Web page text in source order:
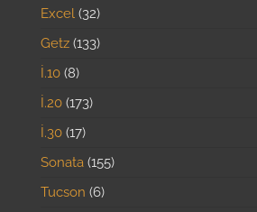
Excel 32
Getz 133
İ.10 8
İ.20 173
İ.30 17
Sonata 155
Tucson 6